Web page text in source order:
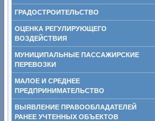
ГРАДОСТРОИТЕЛЬСТВО
ОЦЕНКА РЕГУЛИРУЮЩЕГО
ВОЗДЕЙСТВИЯ
МУНИЦИПАЛЬНЫЕ ПАССАЖИРСКИЕ
ПЕРЕВОЗКИ
МАЛОЕ И СРЕДНЕЕ
ПРЕДПРИНИМАТЕЛЬСТВО
ВЫЯВЛЕНИЕ ПРАВООБЛАДАТЕЛЕЙ
РАНЕЕ УЧТЕННЫХ ОБЪЕКТОВ